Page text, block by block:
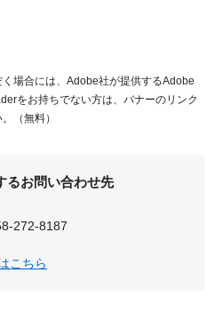
場合には、Adobe社が提供するAdobe
をお持ちでない方は、バナーのリンク
（無料）
るお問い合わせ先
272-8187
こちら